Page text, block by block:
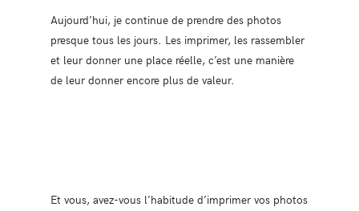
Aujourd’hui, je continue de prendre des photos
presque tous les jours. Les imprimer, les rassembler
et leur donner une place réelle, c’est une manière
de leur donner encore plus de valeur.
Et vous, avez-vous l’habitude d’imprimer vos photos